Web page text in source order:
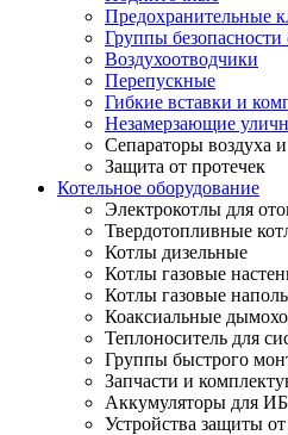
Предохранительные
Группы безопасности
Воздухоотводчики
Перепускные
Гибкие вставки и
Незамерзающие
Сепараторы воздуха
Защита от протечек
Котельное оборудование
Электрокотлы для
Твердотопливные
Котлы дизельные
Котлы газовые
Котлы газовые
Коаксиальные
Теплоноситель для
Группы быстрого
Запчасти и
Аккумуляторы для
Устройства защиты